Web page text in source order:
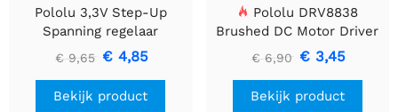
Pololu 3,3V Step-Up
Spanning regelaar
U1V10F3
€ 9,65 € 4,85
Bekijk product
Pololu DRV8838
Brushed DC Motor Driver
€ 6,90 € 3,45
Bekijk product